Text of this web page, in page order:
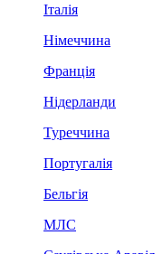
Італія
Німеччина
Франція
Нідерланди
Туреччина
Португалія
Бельгія
МЛС